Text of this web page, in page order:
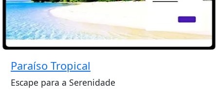
Paraíso Tropical
Escape para a Serenidade